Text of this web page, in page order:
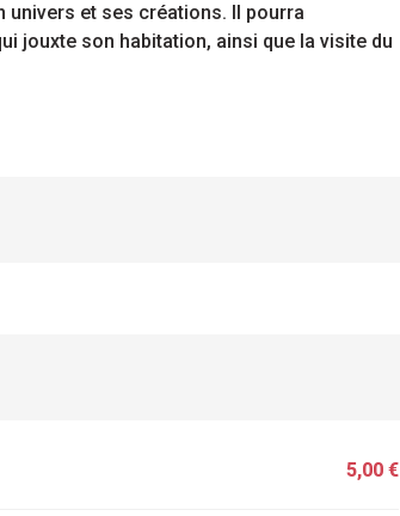
univers et ses créations. Il pourra
jouxte son habitation, ainsi que la visite du
5,00 €